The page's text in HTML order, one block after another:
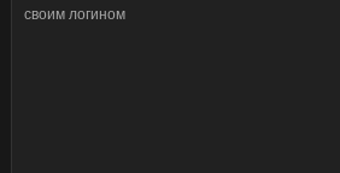
своим логином